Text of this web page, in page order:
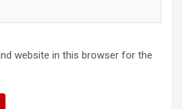
website in this browser for the